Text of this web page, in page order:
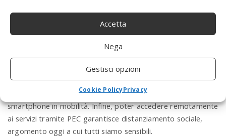
Accetta
Nega
Gestisci opzioni
Cookie PolicyPrivacy
Ladigitalizzazione dei serviziè un processo cominciato
anni fa ma che adesso sta finalmente raggiungendo la
capillarità e soprattutto l’efficienza necessaria per
considerarla attuabile su grande scala. Avere una casella PEC
oggi significa poter accedere ai servizi che abbiamo sopra
elencato senza la necessità di lunghe attese negli uffici.
Essendo una normale casella di posta, è fruibile anche da
smartphone in mobilità. Infine, poter accedere remotamente
ai servizi tramite PEC garantisce distanziamento sociale,
argomento oggi a cui tutti siamo sensibili.